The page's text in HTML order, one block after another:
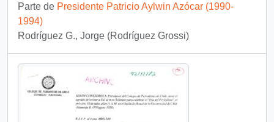
Parte de Presidente Patricio Aylwin Azócar (1990-
1994)
Rodríguez G., Jorge (Rodríguez Grossi)